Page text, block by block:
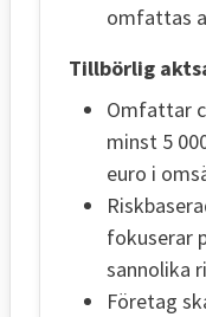
omfattas
Tillbörlig
Omfattar
minst 5
euro i
fokuserar
sannolika
Företag